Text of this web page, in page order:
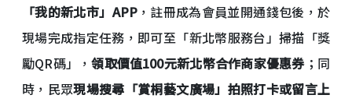
「我的新北市」APP，註冊成為會員並開通錢包後，於
現場完成指定任務，即可至「新北幣服務台」掃描「獎
勵QR碼」，領取價值100元新北幣合作商家優惠券；同
時，民眾現場搜尋「賞桐藝文廣場」拍照打卡或留言上